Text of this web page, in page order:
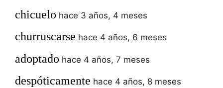
chicuelo hace 3 años, 4 meses
churruscarse hace 4 años, 6 meses
adoptado hace 4 años, 7 meses
despóticamente hace 4 años, 8 meses